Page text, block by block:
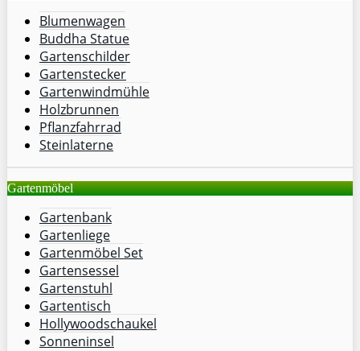
Blumenwagen
Buddha Statue
Gartenschilder
Gartenstecker
Gartenwindmühle
Holzbrunnen
Pflanzfahrrad
Steinlaterne
Gartenmöbel
Gartenbank
Gartenliege
Gartenmöbel Set
Gartensessel
Gartenstuhl
Gartentisch
Hollywoodschaukel
Sonneninsel